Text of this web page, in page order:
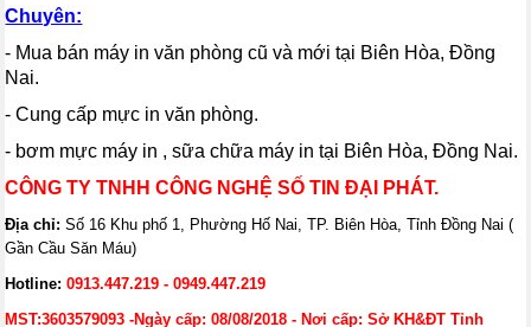
Chuyên:
- Mua bán máy in văn phòng cũ và mới tại Biên Hòa, Đồng
Nai.
- Cung cấp mực in văn phòng.
- bơm mực máy in , sữa chữa máy in tại Biên Hòa, Đồng Nai.
CÔNG TY TNHH CÔNG NGHỆ SỐ TIN ĐẠI PHÁT.
Địa chỉ: Số 16 Khu phố 1, Phường Hố Nai, TP. Biên Hòa, Tỉnh Đồng Nai (
Gần Cầu Săn Máu)
Hotline:0913.447.219 - 0949.447.219
MST:3603579093 -Ngày cấp: 08/08/2018 - Nơi cấp: Sở KH&ĐT Tỉnh